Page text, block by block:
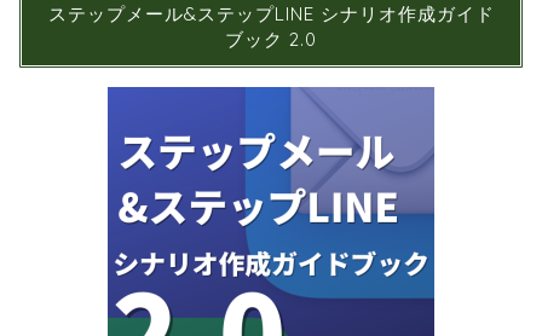
ステップメール&ステップLINE シナリオ作成ガイド
ブック 2.0